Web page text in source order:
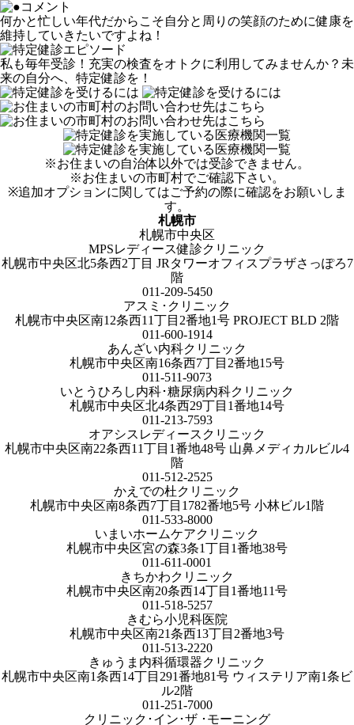
何かと忙しい年代だからこそ自分と周りの笑顔のために健康を
維持していきたいですよね！
私も毎年受診！充実の検査をオトクに利用してみませんか？未
来の自分へ、特定健診を！
※お住まいの自治体以外では受診できません。
※お住まいの市町村でご確認下さい。
※追加オプションに関してはご予約の際に確認をお願いしま
す。
札幌市
札幌市中央区
MPSレディース健診クリニック
札幌市中央区北5条西2丁目 JRタワーオフィスプラザさっぽろ7
階
011-209-5450
アスミ･クリニック
札幌市中央区南12条西11丁目2番地1号 PROJECT BLD 2階
011-600-1914
あんざい内科クリニック
札幌市中央区南16条西7丁目2番地15号
011-511-9073
いとうひろし内科･糖尿病内科クリニック
札幌市中央区北4条西29丁目1番地14号
011-213-7593
オアシスレディースクリニック
札幌市中央区南22条西11丁目1番地48号 山鼻メディカルビル4
階
011-512-2525
かえでの杜クリニック
札幌市中央区南8条西7丁目1782番地5号 小林ビル1階
011-533-8000
いまいホームケアクリニック
札幌市中央区宮の森3条1丁目1番地38号
011-611-0001
きちかわクリニック
札幌市中央区南20条西14丁目1番地11号
011-518-5257
きむら小児科医院
札幌市中央区南21条西13丁目2番地3号
011-513-2220
きゅうま内科循環器クリニック
札幌市中央区南1条西14丁目291番地81号 ウィステリア南1条ビ
ル2階
011-251-7000
クリニック･イン･ザ ･モーニング